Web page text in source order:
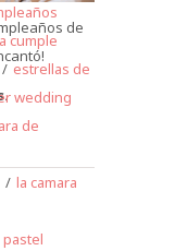
de
cumple
/ estrellas de
wedding
de
/ la camara
pastel